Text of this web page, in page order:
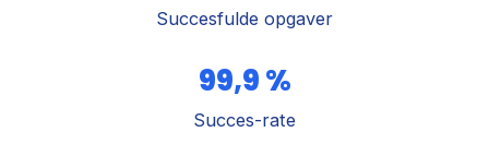
Succesfulde opgaver
99,9 %
Succes-rate